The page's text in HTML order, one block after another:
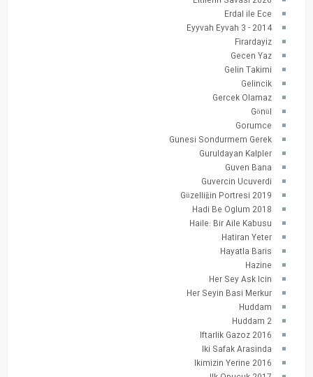
Erdal ile Ece
Eyyvah Eyvah 3 - 2014
Firardayiz
Gecen Yaz
Gelin Takimi
Gelincik
Gercek Olamaz
Gönül
Gorumce
Gunesi Sondurmem Gerek
Guruldayan Kalpler
Guven Bana
Guvercin Ucuverdi
Güzelliğin Portresi 2019
Hadi Be Oglum 2018
Haile: Bir Aile Kabusu
Hatiran Yeter
Hayatla Baris
Hazine
Her Sey Ask Icin
Her Seyin Basi Merkur
Huddam
Huddam 2
Iftarlik Gazoz 2016
Iki Safak Arasinda
Ikimizin Yerine 2016